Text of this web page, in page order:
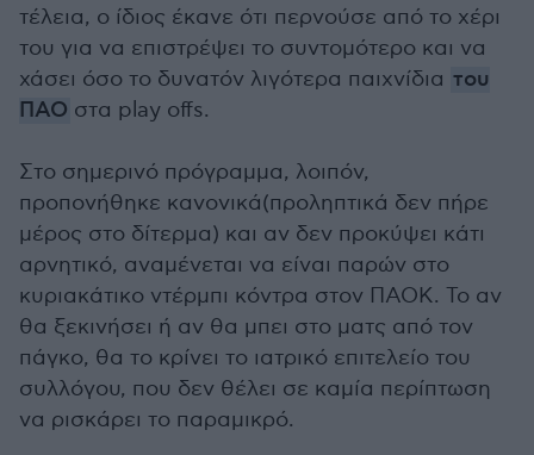
τέλεια, ο ίδιος έκανε ότι περνούσε από το χέρι
του για να επιστρέψει το συντομότερο και να
χάσει όσο το δυνατόν λιγότερα παιχνίδια του
ΠΑΟ στα play offs.
Στο σημερινό πρόγραμμα, λοιπόν,
προπονήθηκε κανονικά(προληπτικά δεν πήρε
μέρος στο δίτερμα) και αν δεν προκύψει κάτι
αρνητικό, αναμένεται να είναι παρών στο
κυριακάτικο ντέρμπι κόντρα στον ΠΑΟΚ. Το αν
θα ξεκινήσει ή αν θα μπει στο ματς από τον
πάγκο, θα το κρίνει το ιατρικό επιτελείο του
συλλόγου, που δεν θέλει σε καμία περίπτωση
να ρισκάρει το παραμικρό.